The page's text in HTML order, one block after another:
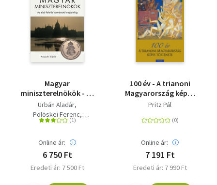
Magyar
miniszterelnökök - Az
első felelős
kormánytól
napjainkig
Urbán Aladár
Pölöskei Ferenc
Romsics Ignác
Domány András
Online ár:
6 750 Ft
Eredeti ár: 7 500 Ft
100 év - A trianoni
Magyarország képes
története
Pritz Pál
Online ár:
7 191 Ft
Eredeti ár: 7 990 Ft